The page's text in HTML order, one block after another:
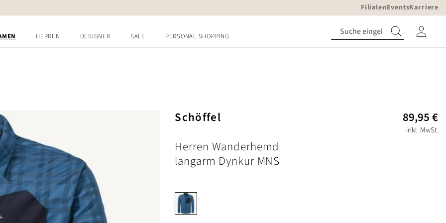
FilialenEventsKarriere
HERREN DESIGNER SALE PERSONAL SHOPPING
Schöffel
Herren Wanderhemd
langarm Dynkur MNS
89,95 €
inkl. MwSt.